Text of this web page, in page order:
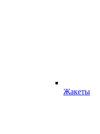
Жакеты